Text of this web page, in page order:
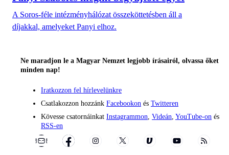
A Soros-féle intézményhálózat összeköttetésben áll a
díjakkal, amelyeket Panyi elhoz.
Ne maradjon le a Magyar Nemzet legjobb írásairól, olvassa őket
minden nap!
Iratkozzon fel hírlevelünkre
Csatlakozzon hozzánk Facebookon és Twitteren
Kövesse csatornáinkat Instagrammon, Videán, YouTube-on és
RSS-en